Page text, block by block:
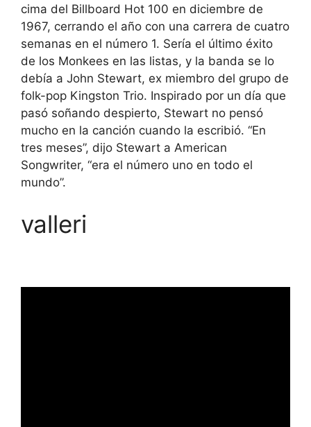
cima del Billboard Hot 100 en diciembre de
1967, cerrando el año con una carrera de cuatro
semanas en el número 1. Sería el último éxito
de los Monkees en las listas, y la banda se lo
debía a John Stewart, ex miembro del grupo de
folk-pop Kingston Trio. Inspirado por un día que
pasó soñando despierto, Stewart no pensó
mucho en la canción cuando la escribió. “En
tres meses”, dijo Stewart a American
Songwriter, “era el número uno en todo el
mundo”.
valleri